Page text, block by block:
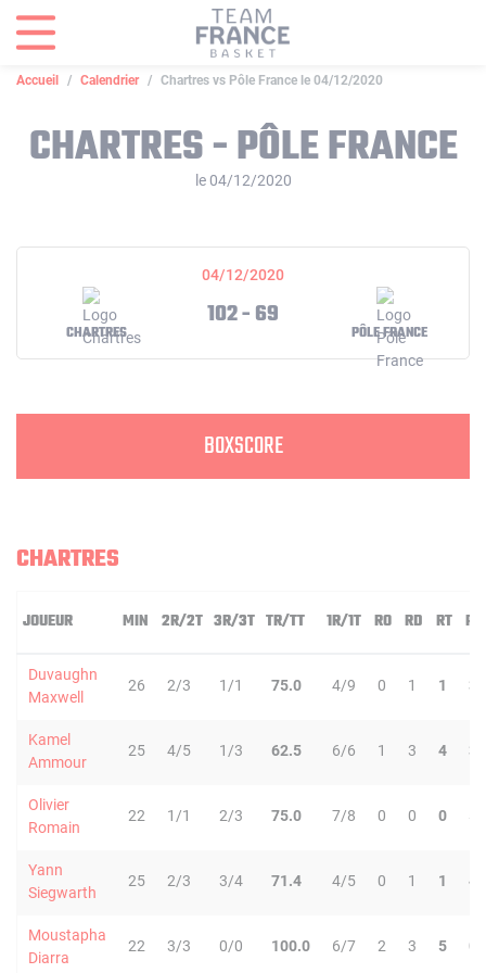
Accueil Calendrier Chartres vs Pôle France le 04/12/2020
CHARTRES - PÔLE FRANCE
le 04/12/2020
04/12/2020
CHARTRES
102 - 69
PÔLE FRANCE
BOXSCORE
CHARTRES
JOUEUR MIN 2R/2T 3R/3T TR/TT 1R/1T RO RD RT PD
Duvaughn
Maxwell
26 2/3 1/1 75.0 4/9 0 1 1 3
Kamel
Ammour
25 4/5 1/3 62.5 6/6 1 3 4 3
Olivier
Romain
22 1/1 2/3 75.0 7/8 0 0 0
Yann
Siegwarth
25 2/3 3/4 71.4 4/5 0 1 1 4
Moustapha
Diarra
22 3/3 0/0 100.0 6/7 2 3 5 0
Panneau de gestion des cookies